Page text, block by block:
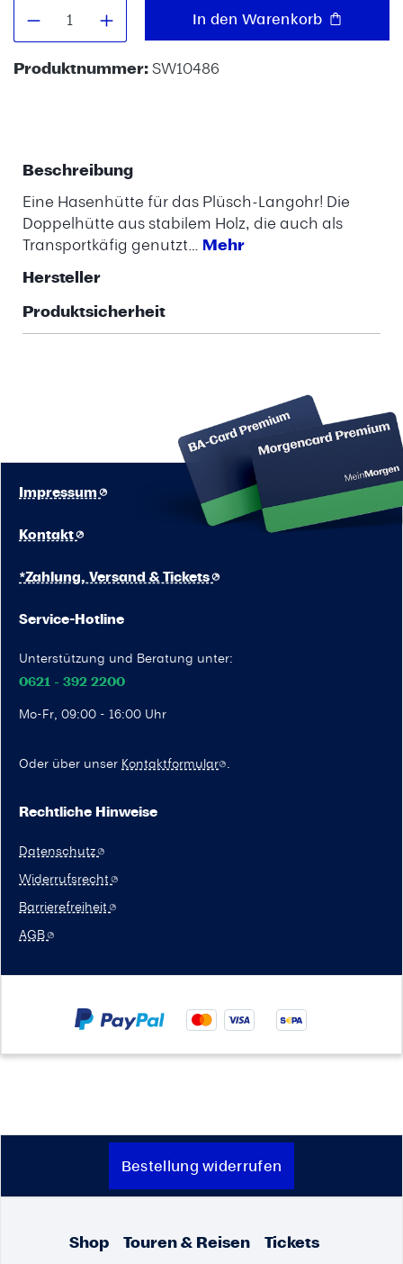
Produkt Anzahl: Gib denIn den Warenkorb
Produktnummer:SW10486
Beschreibung
Eine Hasenhütte für das Plüsch-Langohr! Die
Doppelhütte aus stabilem Holz, die auch als
Transportkäfig genutzt… Mehr
Hersteller
Produktsicherheit
Service-Hotline
Unterstützung und Beratung unter:
0621 - 392 2200
Mo-Fr, 09:00 - 16:00 Uhr
Oder über unser Kontaktformular .
Kontakt
Impressum
*Zahlung, Versand & Tickets
Rechtliche Hinweise
Datenschutz
Widerrufsrecht
Barrierefreiheit
AGB
Bestellung widerrufen
Shop Touren & Reisen
Tickets